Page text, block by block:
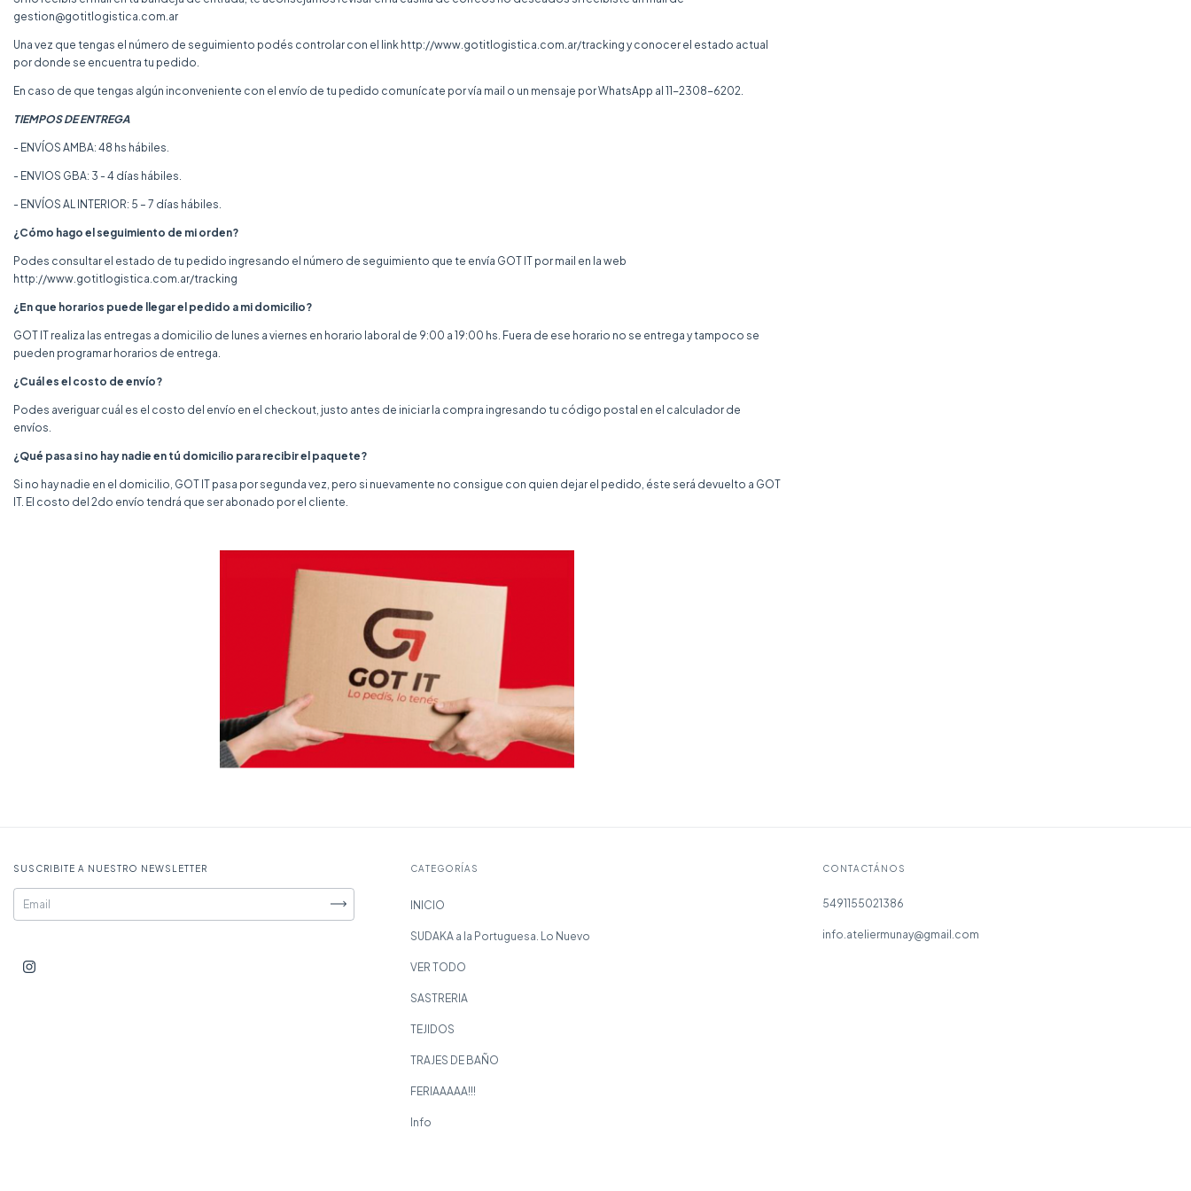
gestion@gotitlogistica.com.ar
Una vez que tengas el número de seguimiento podés controlar con el link http://www.gotitlogistica.com.ar/tracking y conocer el estado actual
por donde se encuentra tu pedido.
En caso de que tengas algún inconveniente con el envío de tu pedido comunícate por vía mail o un mensaje por WhatsApp al 11-2308-6202.
TIEMPOS DE ENTREGA
- ENVÍOS AMBA: 48 hs hábiles.
- ENVIOS GBA: 3 - 4 días hábiles.
- ENVÍOS AL INTERIOR: 5 – 7 días hábiles.
¿Cómo hago el seguimiento de mi orden?
Podes consultar el estado de tu pedido ingresando el número de seguimiento que te envía GOT IT por mail en la web
http://www.gotitlogistica.com.ar/tracking
¿En que horarios puede llegar el pedido a mi domicilio?
GOT IT realiza las entregas a domicilio de lunes a viernes en horario laboral de 9:00 a 19:00 hs. Fuera de ese horario no se entrega y tampoco se
pueden programar horarios de entrega.
¿Cuál es el costo de envío?
Podes averiguar cuál es el costo del envío en el checkout, justo antes de iniciar la compra ingresando tu código postal en el calculador de
envíos.
¿Qué pasa si no hay nadie en tú domicilio para recibir el paquete?
Si no hay nadie en el domicilio, GOT IT pasa por segunda vez, pero si nuevamente no consigue con quien dejar el pedido, éste será devuelto a GOT
IT. El costo del 2do envío tendrá que ser abonado por el cliente.
SUSCRIBITE A NUESTRO NEWSLETTER CATEGORÍAS
INICIO
SUDAKA a la Portuguesa. Lo Nuevo
VER TODO
SASTRERIA
TEJIDOS
TRAJES DE BAÑO
FERIAAAAA!!!
Info
CONTACTÁNOS
5491155021386
info.ateliermunay@gmail.com